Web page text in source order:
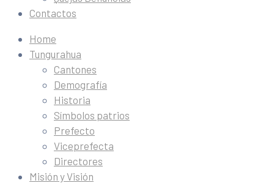
Contactos
Home
Tungurahua
Cantones
Demografía
Historia
Símbolos patrios
Prefecto
Viceprefecta
Directores
Misión y Visión